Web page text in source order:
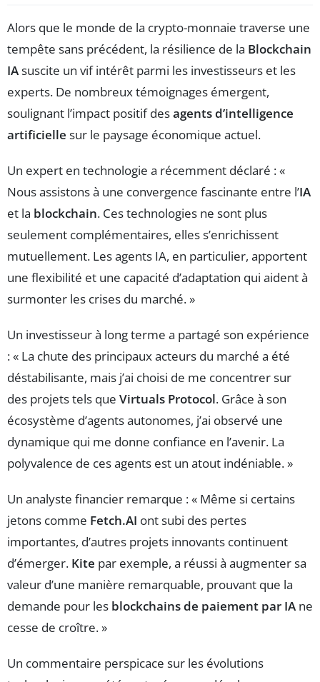
Alors que le monde de la crypto-monnaie traverse une
tempête sans précédent, la résilience de la Blockchain
IAsuscite un vif intérêt parmi les investisseurs et les
experts. De nombreux témoignages émergent,
soulignant l’impact positif desagents d’intelligence
artificielle sur le paysage économique actuel.
Un expert en technologie a récemment déclaré : «
Nous assistons à une convergence fascinante entre l’IA
et la blockchain. Ces technologies ne sont plus
seulement complémentaires, elles s’enrichissent
mutuellement. Les agents IA, en particulier, apportent
une flexibilité et une capacité d’adaptation qui aident à
surmonter les crises du marché. »
Un investisseur à long terme a partagé son expérience
: « La chute des principaux acteurs du marché a été
déstabilisante, mais j’ai choisi de me concentrer sur
des projets tels que Virtuals Protocol. Grâce à son
écosystème d’agents autonomes, j’ai observé une
dynamique qui me donne confiance en l’avenir. La
polyvalence de ces agents est un atout indéniable. »
Un analyste financier remarque : « Même si certains
jetons comme Fetch.AI ont subi des pertes
importantes, d’autres projets innovants continuent
d’émerger. Kite par exemple, a réussi à augmenter sa
valeur d’une manière remarquable, prouvant que la
demande pour les blockchains de paiement par IA ne
cesse de croître. »
Un commentaire perspicace sur les évolutions